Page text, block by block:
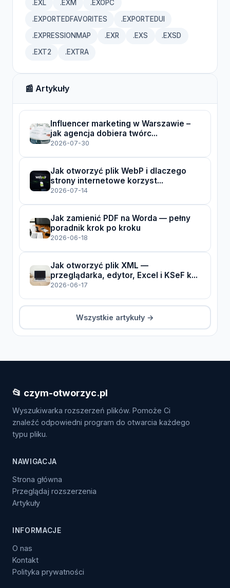
.EXL .EXM .EXOPC
.EXPORTEDFAVORITES .EXPORTEDUI
.EXPRESSIONMAP .EXR .EXS .EXSD
.EXT2 .EXTRA
📰 Artykuły
Influencer marketing w Warszawie –
jak agencja dobiera twórc...
2026-07-30
Jak otworzyć plik WebP i dlaczego
strony internetowe korzyst...
2026-07-14
Jak zamienić PDF na Worda — pełny
poradnik krok po kroku
2026-06-18
Jak otworzyć plik XML —
przeglądarka, edytor, Excel i KSeF k...
2026-06-17
Wszystkie artykuły →
📂 czym-otworzyc.pl
Wyszukiwarka rozszerzeń plików. Pomoże Ci
znaleźć odpowiedni program do otwarcia każdego
typu pliku.
NAWIGACJA
Strona główna
Przeglądaj rozszerzenia
Artykuły
INFORMACJE
O nas
Kontakt
Polityka prywatności